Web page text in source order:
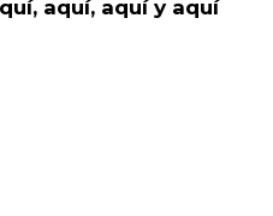
,aquí, aquíyaquí